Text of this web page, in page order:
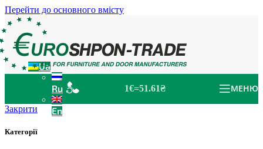
Перейти до основного вмісту
Ua
Ru
En
1€=51.61₴ МЕНЮ
Закрити
Категорії